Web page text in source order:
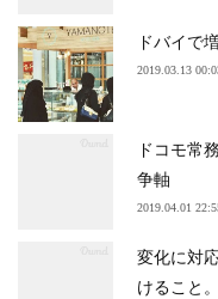
ドバイで
2019.03.13
ドコモ常
争軸
2019.04.01
変化に対
けること。